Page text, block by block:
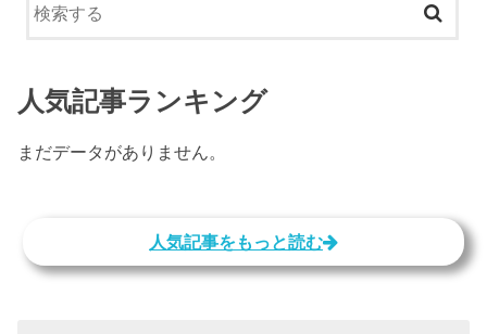
人気記事ランキング
まだデータがありません。
人気記事をもっと読む